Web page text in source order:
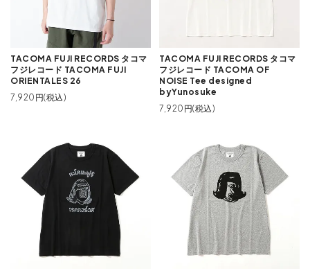
TACOMA FUJI RECORDS タコマ
フジレコード TACOMA FUJI
ORIENTALES 26
7,920円(税込)
TACOMA FUJI RECORDS タコマ
フジレコード TACOMA OF
NOISE Tee designed
byYunosuke
7,920円(税込)